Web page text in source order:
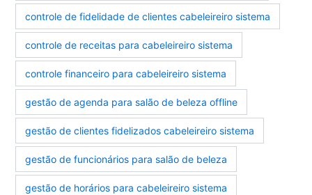
controle de fidelidade de clientes cabeleireiro sistema
controle de receitas para cabeleireiro sistema
controle financeiro para cabeleireiro sistema
gestão de agenda para salão de beleza offline
gestão de clientes fidelizados cabeleireiro sistema
gestão de funcionários para salão de beleza
gestão de horários para cabeleireiro sistema